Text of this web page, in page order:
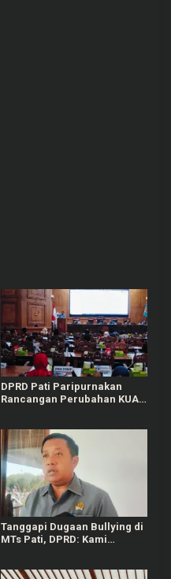
DPRD Pati Paripurnakan
Rancangan Perubahan KUA-
Tanggapi Dugaan Bullying di
MTs Pati, DPRD: Kami